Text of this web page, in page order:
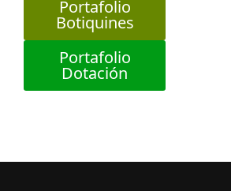
Portafolio
Botiquines
Portafolio
Dotación